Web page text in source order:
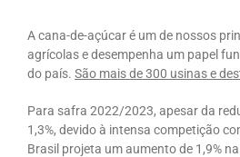
A cana-de-açúcar é um de nossos
agrícolas e desempenha um papel
do país. São mais de 300 usinas e
Para safra 2022/2023, apesar da
1,3%, devido à intensa competição
Brasil projeta um aumento de 1,9%